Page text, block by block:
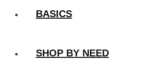
BASICS
SHOP BY NEED